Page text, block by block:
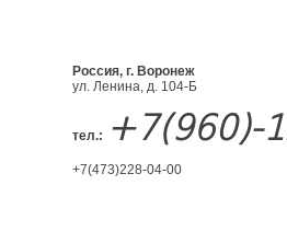
Россия, г. Воронеж
ул. Ленина, д. 104-Б
тел.: +7(960)-
+7(473)228-04-00